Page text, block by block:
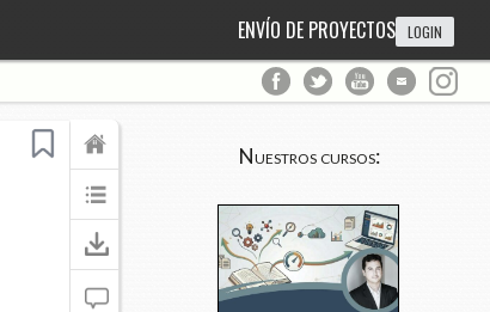
ENVÍO DE PROYECTOS LOGIN
Nuestros cursos: